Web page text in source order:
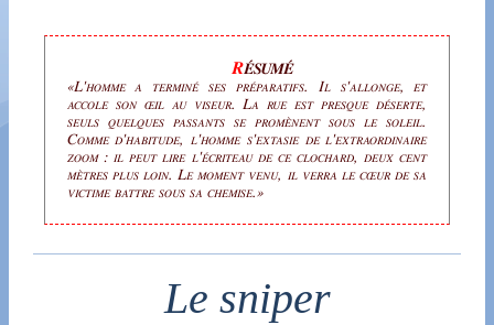
L'homme a terminé ses préparatifs. Il s'allonge, et
accole son œil au viseur. La rue est presque déserte,
seuls quelques passants se promènent sous le soleil.
Comme d'habitude, l'homme s'extasie de l'extraordinaire
zoom : il peut lire l'écriteau de ce clochard, deux cent
mètres plus loin. Le moment venu, il verra le cœur de sa
victime battre sous sa chemise.
Le sniper